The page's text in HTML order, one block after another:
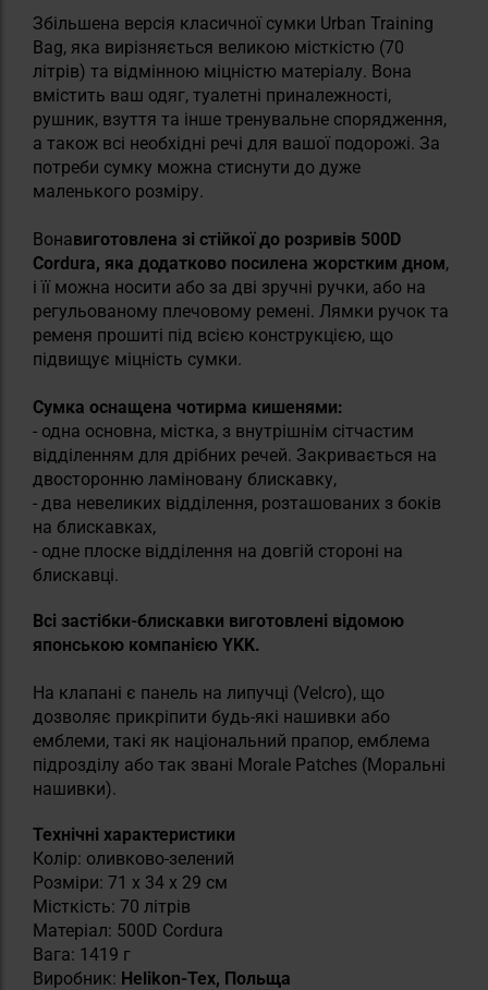
Збільшена версія класичної сумки Urban Training
Bag, яка вирізняється великою місткістю (70
літрів) та відмінною міцністю матеріалу. Вона
вмістить ваш одяг, туалетні приналежності,
рушник, взуття та інше тренувальне спорядження,
а також всі необхідні речі для вашої подорожі. За
потреби сумку можна стиснути до дуже
маленького розміру.
Вонавиготовлена зі стійкої до розривів 500D
Cordura, яка додатково посилена жорстким дном,
і її можна носити або за дві зручні ручки, або на
регульованому плечовому ремені. Лямки ручок та
ременя прошиті під всією конструкцією, що
підвищує міцність сумки.
Сумка оснащена чотирма кишенями:
- одна основна, містка, з внутрішнім сітчастим
відділенням для дрібних речей. Закривається на
двосторонню ламіновану блискавку,
- два невеликих відділення, розташованих з боків
на блискавках,
- одне плоске відділення на довгій стороні на
блискавці.
Всі застібки-блискавки виготовлені відомою
японською компанією YKK.
На клапані є панель на липучці (Velcro), що
дозволяє прикріпити будь-які нашивки або
емблеми, такі як національний прапор, емблема
підрозділу або так звані Morale Patches (Моральні
нашивки).
Технічні характеристики
Колір: оливково-зелений
Розміри: 71 x 34 x 29 см
Місткість: 70 літрів
Матеріал: 500D Cordura
Вага: 1419 г
Виробник: Helikon-Tex, Польща